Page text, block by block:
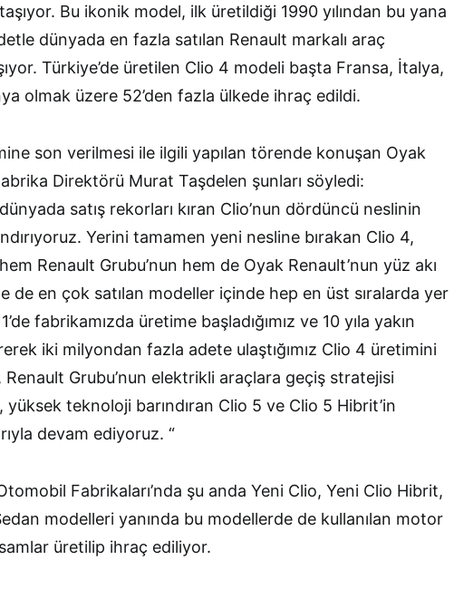
taşıyor. Bu ikonik model, ilk üretildiği 1990 yılından bu yana
dünyada en fazla satılan Renault markalı araç
Türkiye’de üretilen Clio 4 modeli başta Fransa, İtalya,
olmak üzere 52’den fazla ülkede ihraç edildi.
son verilmesi ile ilgili yapılan törende konuşan Oyak
Direktörü Murat Taşdelen şunları söyledi:
satış rekorları kıran Clio’nun dördüncü neslinin
Yerini tamamen yeni nesline bırakan Clio 4,
Renault Grubu’nun hem de Oyak Renault’nun yüz akı
de en çok satılan modeller içinde hep en üst sıralarda yer
fabrikamızda üretime başladığımız ve 10 yıla yakın
iki milyondan fazla adete ulaştığımız Clio 4 üretimini
Renault Grubu’nun elektrikli araçlara geçiş stratejisi
teknoloji barındıran Clio 5 ve Clio 5 Hibrit’in
devam ediyoruz. “
Fabrikaları’nda şu anda Yeni Clio, Yeni Clio Hibrit,
modelleri yanında bu modellerde de kullanılan motor
üretilip ihraç ediliyor.